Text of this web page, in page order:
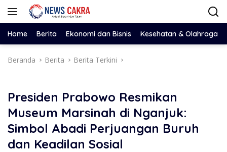
Langsung
Home Berita Ekonomi dan Bisnis Kesehatan & Olahraga
Beranda Berita Berita Terkini
Presiden Prabowo Resmikan
Museum Marsinah di Nganjuk:
Simbol Abadi Perjuangan Buruh
dan Keadilan Sosial